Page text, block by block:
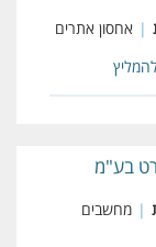
| אחסון אתרים
בע"מ
| מחשבים